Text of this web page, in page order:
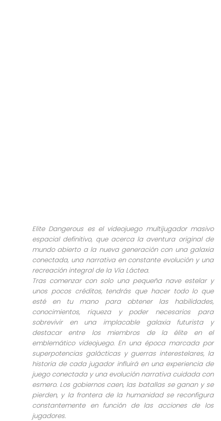
Elite Dangerous es el videojuego multijugador masivo
espacial definitivo, que acerca la aventura original de
mundo abierto a la nueva generación con una galaxia
conectada, una narrativa en constante evolución y una
recreación integral de la Vía Láctea.
Tras comenzar con solo una pequeña nave estelar y
unos pocos créditos, tendrás que hacer todo lo que
esté en tu mano para obtener las habilidades,
conocimientos, riqueza y poder necesarios para
sobrevivir en una implacable galaxia futurista y
destacar entre los miembros de la élite en el
emblemático videojuego. En una época marcada por
superpotencias galácticas y guerras interestelares, la
historia de cada jugador influirá en una experiencia de
juego conectada y una evolución narrativa cuidada con
esmero. Los gobiernos caen, las batallas se ganan y se
pierden, y la frontera de la humanidad se reconfigura
constantemente en función de las acciones de los
jugadores.